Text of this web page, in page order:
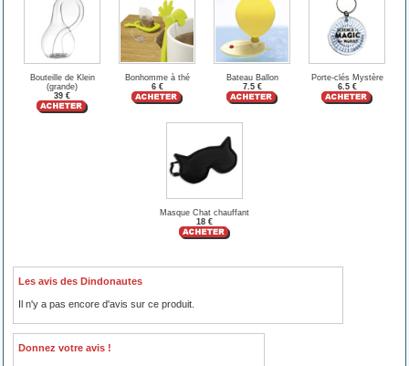
Bouteille de Klein
(grande)
39 €
Bonhomme à thé
6 €
Bateau Ballon
7.5 €
Porte-clés Mystère
6.5 €
Masque Chat chauffant
18 €
Les avis des Dindonautes
Il n'y a pas encore d'avis sur ce produit.
Donnez votre avis !